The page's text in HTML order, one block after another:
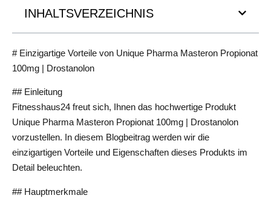
INHALTSVERZEICHNIS
# Einzigartige Vorteile von Unique Pharma Masteron Propionat
100mg | Drostanolon
## Einleitung
Fitnesshaus24 freut sich, Ihnen das hochwertige Produkt
Unique Pharma Masteron Propionat 100mg | Drostanolon
vorzustellen. In diesem Blogbeitrag werden wir die
einzigartigen Vorteile und Eigenschaften dieses Produkts im
Detail beleuchten.
## Hauptmerkmale